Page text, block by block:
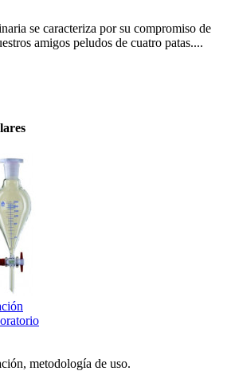
se caracteriza por su compromiso de
amigos peludos de cuatro patas....
metodología de uso.